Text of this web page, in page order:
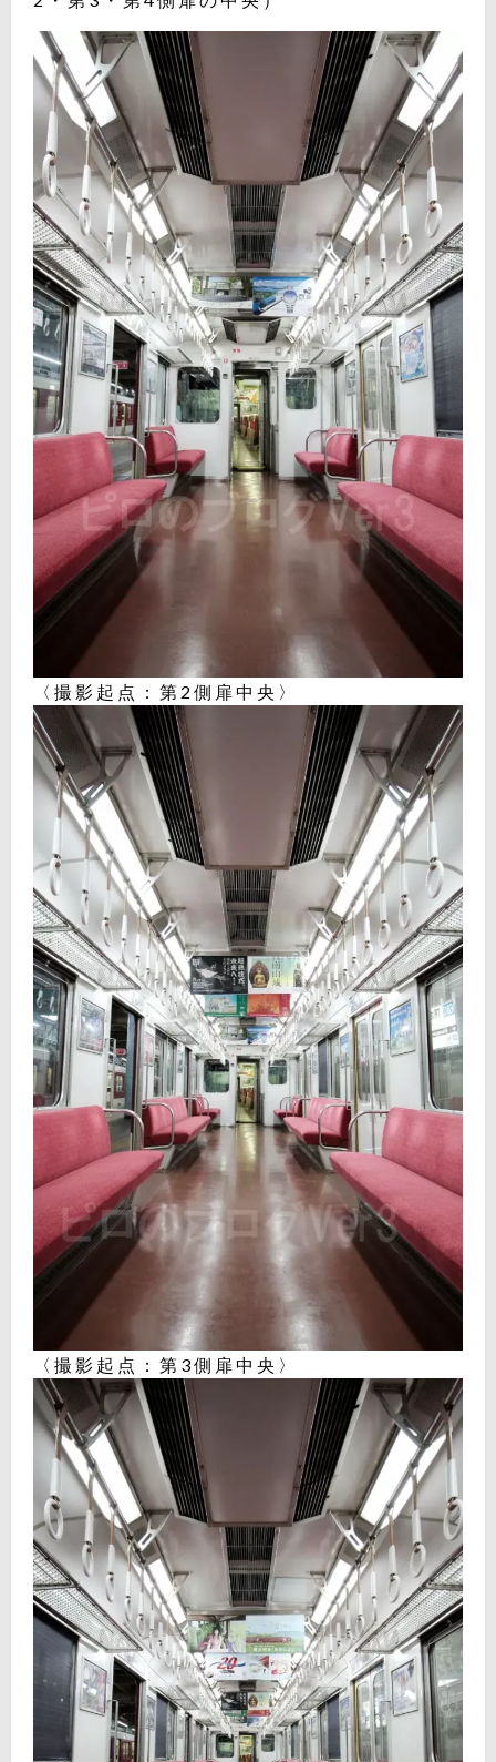
〈撮影起点：第2側扉中央〉
〈撮影起点：第3側扉中央〉